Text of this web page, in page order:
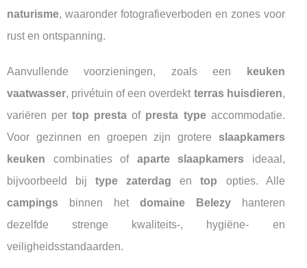
naturisme, waaronder fotografieverboden en zones voor
rust en ontspanning.
Aanvullende voorzieningen, zoals een
keuken
vaatwasser, privétuin of een overdekt terras huisdieren,
variëren pertop presta of presta typeaccommodatie.
Voor gezinnen en groepen zijn grotere slaapkamers
keuken combinaties of aparte slaapkamers ideaal,
bijvoorbeeld bijtype zaterdag entop opties. Alle
campings binnen het domaine Belezyhanteren
dezelfde strenge kwaliteits-, hygiëne- en
veiligheidsstandaarden.